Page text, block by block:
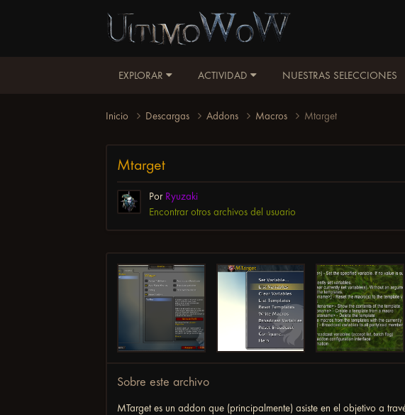
EXPLORAR ACTIVIDAD NUESTRAS SELECCIONES
Inicio Descargas Addons Macros Mtarget
Mtarget
Por Ryuzaki
Encontrar otros archivos del usuario
Sobre este archivo
MTarget es un addon que (principalmente) asiste en el objetivo a